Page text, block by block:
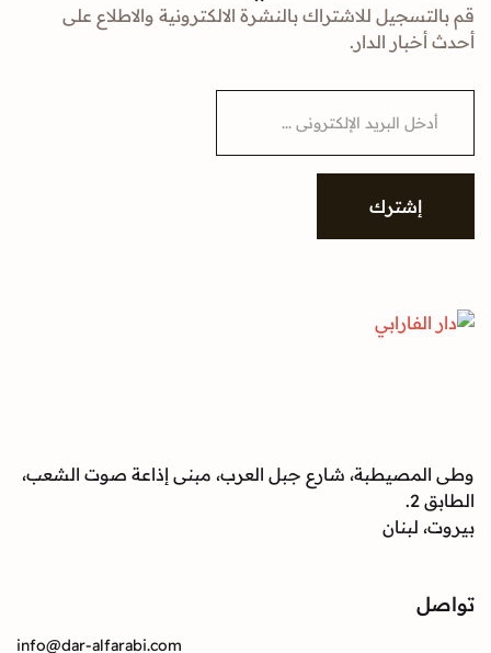
قم بالتسجيل للاشتراك بالنشرة الالكترونية والاطلاع على
أحدث أخبار الدار.
E
i
إشترك
وطى المصيطبة، شارع جبل العرب، مبنى إذاعة صوت الشعب،
الطابق 2.
بيروت، لبنان
تواصل
info@dar-alfarabi.com